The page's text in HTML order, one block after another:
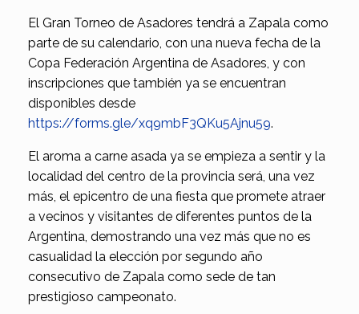
El Gran Torneo de Asadores tendrá a Zapala como
parte de su calendario, con una nueva fecha de la
Copa Federación Argentina de Asadores, y con
inscripciones que también ya se encuentran
disponibles desde
https://forms.gle/xq9mbF3QKu5Ajnu59.
El aroma a carne asada ya se empieza a sentir y la
localidad del centro de la provincia será, una vez
más, el epicentro de una fiesta que promete atraer
a vecinos y visitantes de diferentes puntos de la
Argentina, demostrando una vez más que no es
casualidad la elección por segundo año
consecutivo de Zapala como sede de tan
prestigioso campeonato.